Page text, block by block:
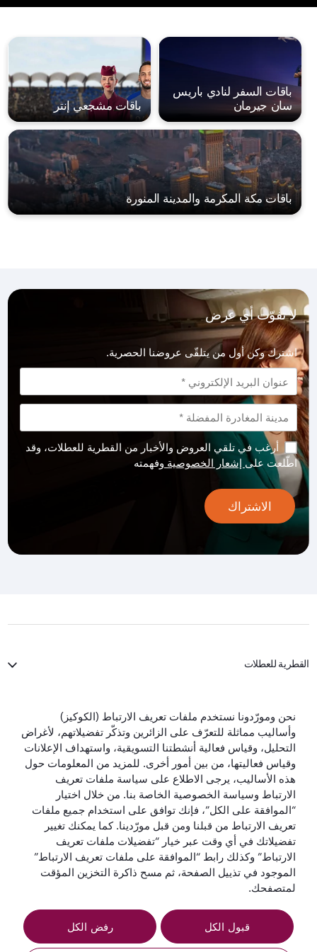
باقات السفر لنادي باريس
سان جيرمان
باقات مشجعي إنتر
باقات مكة المكرمة والمدينة المنورة
لا تفوّت أي عرض
اشترك وكن أول من يتلقّى عروضنا الحصرية.
أرغب في تلقي العروض والأخبار من القطرية للعطلات، وقد
اطّلعت على إشعار الخصوصية وفهمته
الاشتراك
القطرية للعطلات
لنبقَ على تواصل
أفضل شركة طيران
في العالم
أفضل درجة رجال
أعمال في العالم
أفضل صالة لدرجة
رجال الأعمال في
العالم
أفضل شركة طيران
في الشرق الأوسط
والأحكام
سياسة ملفات تعريف
الارتباط
إشعار
الخصوصية
نحن ومورّدونا نستخدم ملفات تعريف الارتباط (الكوكيز)
وأساليب مماثلة للتعرّف على الزائرين وتذكّر تفضيلاتهم، لأغراض
التحليل، وقياس فعالية أنشطتنا التسويقية، واستهداف الإعلانات
وقياس فعاليتها، من بين أمور أخرى. للمزيد من المعلومات حول
هذه الأساليب، يرجى الاطلاع على سياسة ملفات تعريف
الارتباط وسياسة الخصوصية الخاصة بنا. من خلال اختيار
“الموافقة على الكل”، فإنك توافق على استخدام جميع ملفات
تعريف الارتباط من قبلنا ومن قبل مورّدينا. كما يمكنك تغيير
تفضيلاتك في أي وقت عبر خيار “تفضيلات ملفات تعريف
الارتباط” وكذلك رابط “الموافقة على ملفات تعريف الارتباط”
الموجود في تذييل الصفحة، ثم مسح ذاكرة التخزين المؤقت
لمتصفحك.
قبول الكل رفض الكل